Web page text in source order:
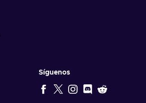
Síguenos